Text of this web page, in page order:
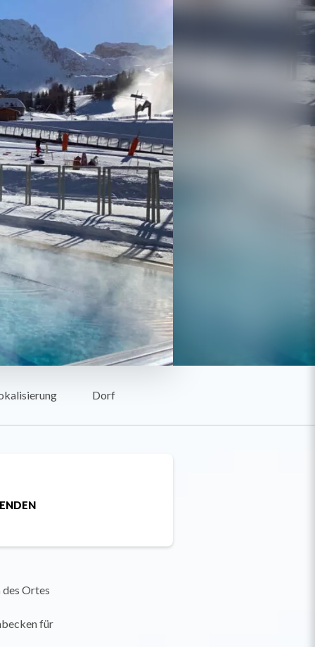
Dorf
des Ortes
für